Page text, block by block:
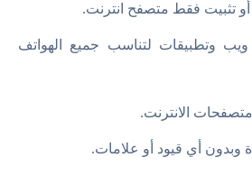
أو تثبيت فقط متصفح انترنت.
وتطبيقات لتناسب جميع الهواتف
الانترنت.
وبدون أي قيود أو علامات.